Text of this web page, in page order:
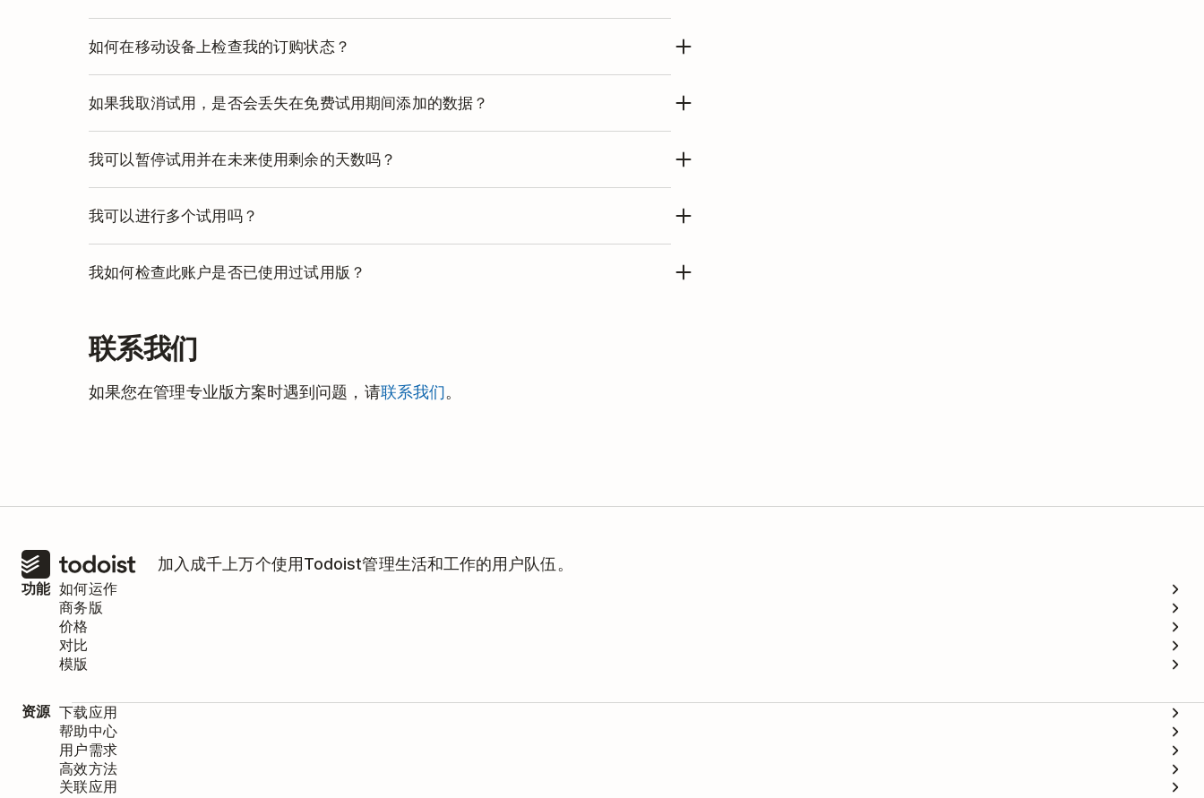
如何在移动设备上检查我的订购状态？
订购选项卡。
如果我取消试用，是否会丢失在免费试用期间添加的数据？
使用数量上限将会减少。了解更多。
我可以暂停试用并在未来使用剩余的天数吗？
我可以进行多个试用吗？
我如何检查此账户是否已使用过试用版？
户已使用过试用。
您还可以深入查看账单历史记录以获取更多详细信息：前往
联系我们
如果您在管理专业版方案时遇到问题，请联系我们。
加入成千上万个使用Todoist管理生活和工作的用户队伍。
功能 如何运作
商务版
价格
对比
模版
资源 下载应用
帮助中心
用户需求
高效方法
关联应用